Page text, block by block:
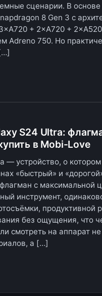
сценарии. В
8 Gen 3 с
+ 2×A720 +
Adreno 750. Но
S24 Ultra:
в Mobi-Love
— устройство, о
«быстрый» и
с максимальной
инструмент,
продуктивной
без ощущения, что
смотреть на аппарат
а […]